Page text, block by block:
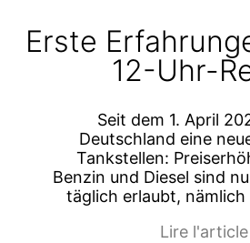
Erste
12-Uhr-
Seit dem 1. April
Deutschland eine
Tankstellen:
Benzin und Diesel sind
täglich erlaubt, nämlich
Lire l'article